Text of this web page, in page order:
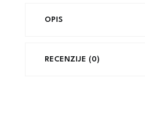
OPIS
RECENZIJE (0)